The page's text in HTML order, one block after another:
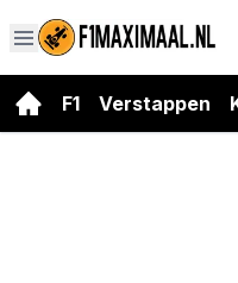
F1 Verstappen